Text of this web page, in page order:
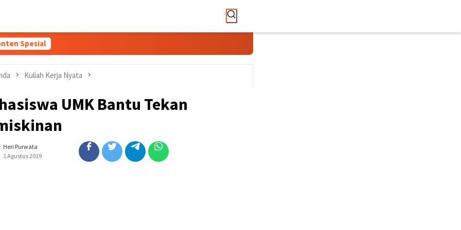
Spesial
Kuliah Kerja Nyata
UMK Bantu Tekan
Heri Purwata
1 Agustus 2019